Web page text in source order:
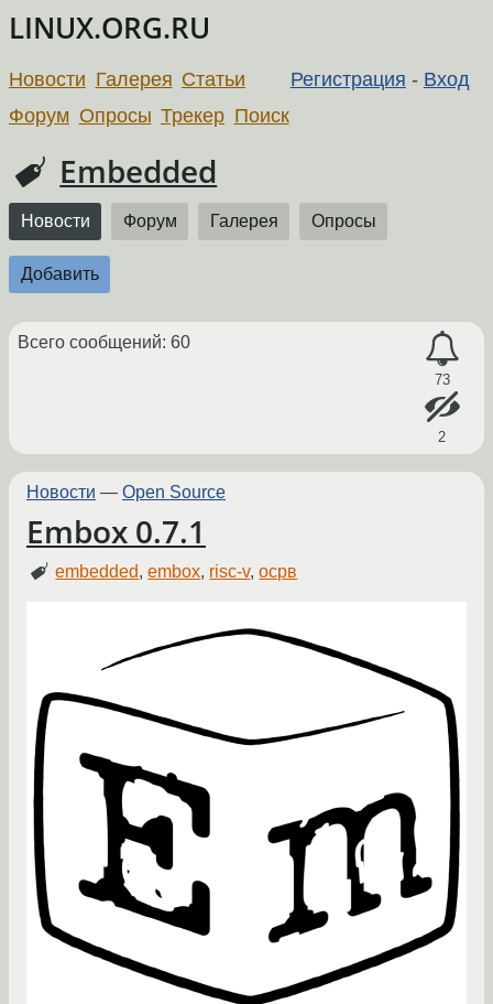
LINUX.ORG.RU
Регистрация - Вход
Новости Галерея Статьи
Форум Опросы Трекер Поиск
Embedded
Новости Форум Галерея Опросы
Добавить
73
2
Всего сообщений: 60
Новости — Open Source
Embox 0.7.1
embedded,embox, risc-v,осрв